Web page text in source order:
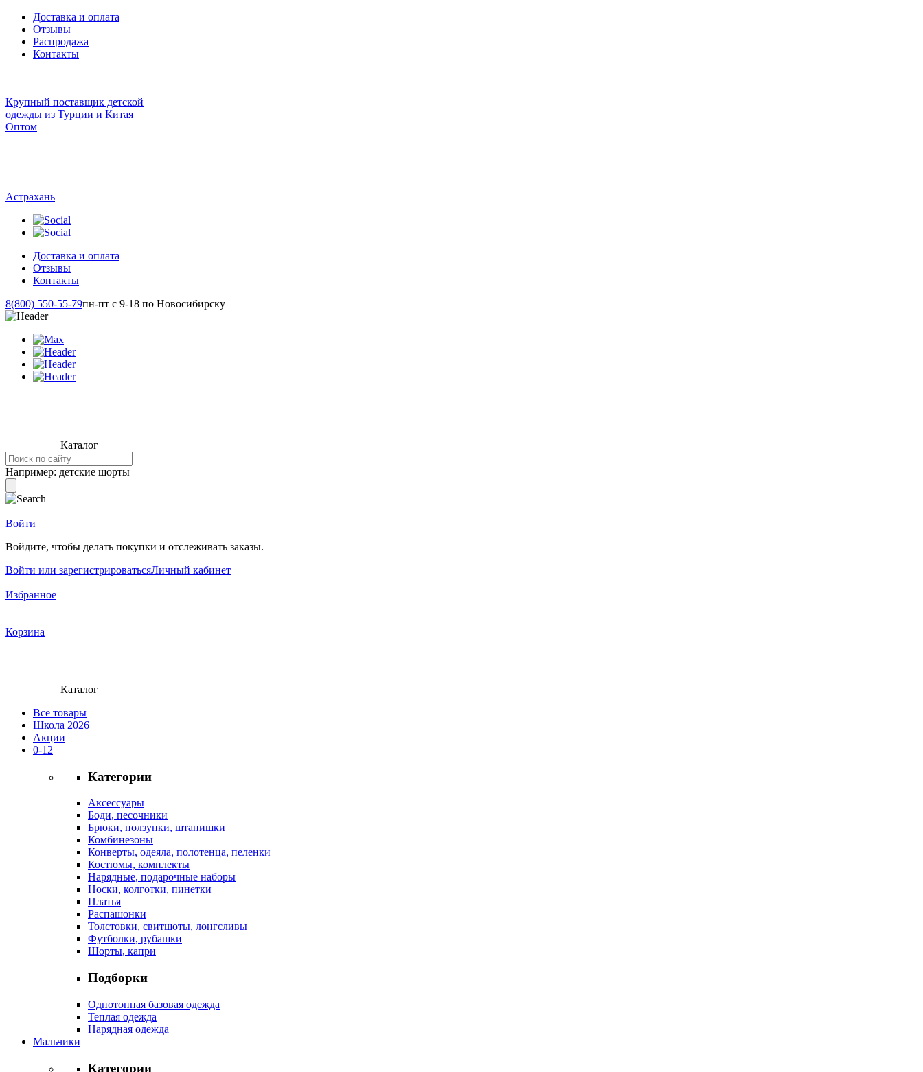
Доставка и оплата
Отзывы
Распродажа
Контакты
Крупный поставщик детской
одежды из Турции и Китая
Оптом
Астрахань
Доставка и оплата
Отзывы
Контакты
8(800) 550-55-79пн-пт с 9-18 по Новосибирску
Каталог
Например: детские шорты
Войти
Войдите, чтобы делать покупки и отслеживать заказы.
Войти или зарегистрироватьсяЛичный кабинет
Избранное
Корзина
Каталог
Все товары
Школа 2026
Акции
0-12
Категории
Аксессуары
Боди, песочники
Брюки, ползунки, штанишки
Комбинезоны
Конверты, одеяла, полотенца, пеленки
Костюмы, комплекты
Нарядные, подарочные наборы
Носки, колготки, пинетки
Платья
Распашонки
Толстовки, свитшоты, лонгсливы
Футболки, рубашки
Шорты, капри
Подборки
Однотонная базовая одежда
Теплая одежда
Нарядная одежда
Мальчики
Категории